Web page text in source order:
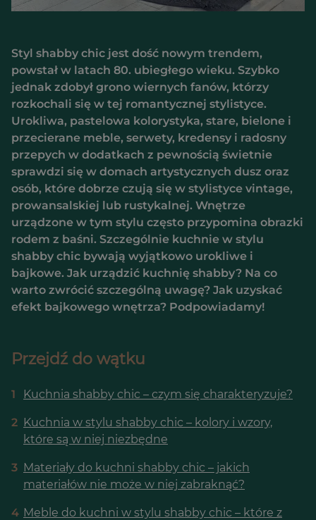
Styl shabby chic jest dość nowym trendem,
powstał w latach 80. ubiegłego wieku. Szybko
jednak zdobył grono wiernych fanów, którzy
rozkochali się w tej romantycznej stylistyce.
Urokliwa, pastelowa kolorystyka, stare, bielone i
przecierane meble, serwety, kredensy i radosny
przepych w dodatkach z pewnością świetnie
sprawdzi się w domach artystycznych dusz oraz
osób, które dobrze czują się w stylistyce vintage,
prowansalskiej lub rustykalnej. Wnętrze
urządzone w tym stylu często przypomina obrazki
rodem z baśni. Szczególnie kuchnie w stylu
shabby chic bywają wyjątkowo urokliwe i
bajkowe. Jak urządzić kuchnię shabby? Na co
warto zwrócić szczególną uwagę? Jak uzyskać
efekt bajkowego wnętrza? Podpowiadamy!
Przejdź do wątku
1 Kuchnia shabby chic – czym się charakteryzuje?
2 Kuchnia w stylu shabby chic – kolory i wzory,
które są w niej niezbędne
3 Materiały do kuchni shabby chic – jakich
materiałów nie może w niej zabraknąć?
4 Meble do kuchni w stylu shabby chic – które z